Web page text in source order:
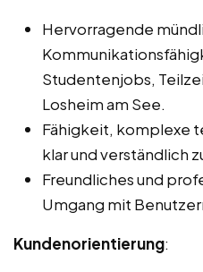
Hervorragende
Studentenjobs,
Losheim am See.
Fähigkeit, komplexe
klar und verständlich
Freundliches und
Umgang mit
Kundenorientierung: